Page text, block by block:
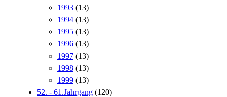
1993 (13)
1994 (13)
1995 (13)
1996 (13)
1997 (13)
1998 (13)
1999 (13)
52. - 61.Jahrgang (120)